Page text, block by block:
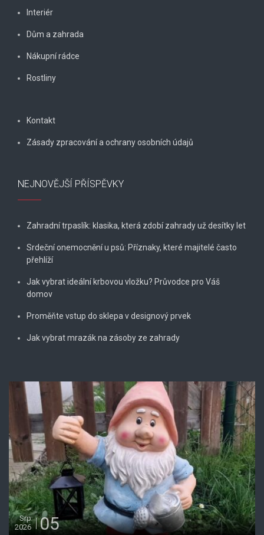
Interiér
Dům a zahrada
Nákupní rádce
Rostliny
Kontakt
Zásady zpracování a ochrany osobních údajů
NEJNOVĚJŠÍ PŘÍSPĚVKY
Zahradní trpaslík: klasika, která zdobí zahrady už desítky let
Srdeční onemocnění u psů: Příznaky, které majitelé často
přehlíží
Jak vybrat ideální krbovou vložku? Průvodce pro Váš
domov
Proměňte vstup do sklepa v designový prvek
Jak vybrat mrazák na zásoby ze zahrady
Srp
2026
05